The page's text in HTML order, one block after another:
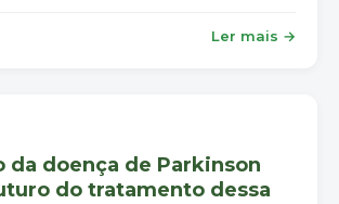
Ler mais →
da doença de Parkinson
do tratamento dessa